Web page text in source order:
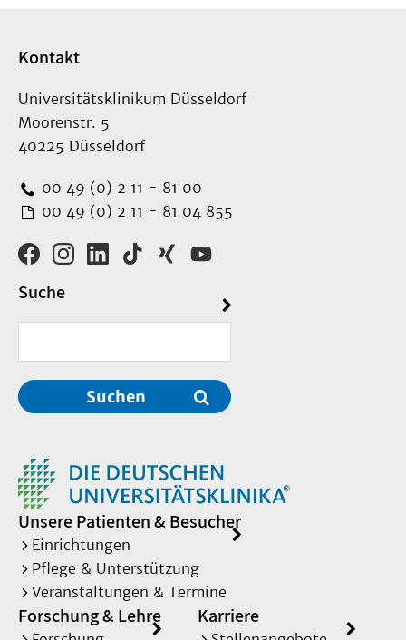
Kontakt
Universitätsklinikum Düsseldorf
Moorenstr. 5
40225 Düsseldorf
00 49 (0) 2 11 - 81 00
00 49 (0) 2 11 - 81 04 855
Suche
Suchen
Unsere Patienten & Besucher
Einrichtungen
Pflege & Unterstützung
Veranstaltungen & Termine
Forschung & Lehre Karriere